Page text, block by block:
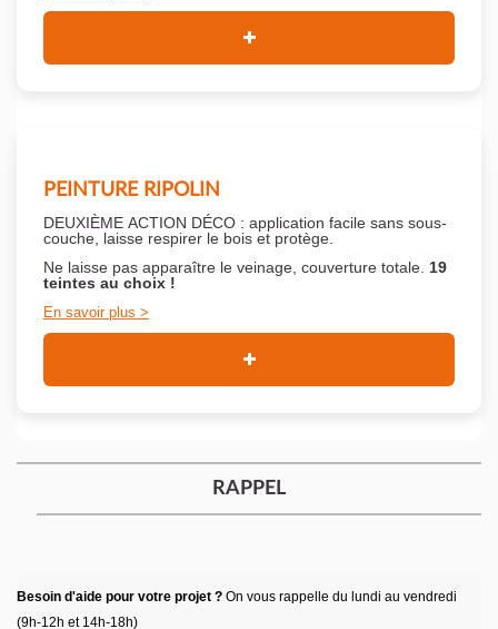
PEINTURE RIPOLIN
DEUXIÈME ACTION DÉCO : application facile sans sous-
couche, laisse respirer le bois et protège.
Ne laisse pas apparaître le veinage, couverture totale. 19
teintes au choix !
En savoir plus
RAPPEL
Besoin d'aide pour votre projet ? On vous rappelle du lundi au vendredi
(9h-12h et 14h-18h)